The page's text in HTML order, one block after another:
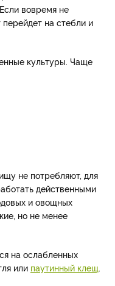
вовремя не
перейдет на стебли и
культуры. Чаще
не потребляют, для
действенными
и овощных
но не менее
на ослабленных
или паутинный клещ